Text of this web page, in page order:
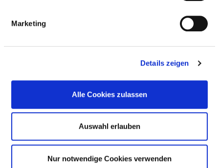
Marketing
Details zeigen
Alle Cookies zulassen
Auswahl erlauben
Nur notwendige Cookies verwenden
Fachabteilung
PERSONELLE AUSSTATTUNG
FACHEXPERTISE UND WEITERBILDUNG